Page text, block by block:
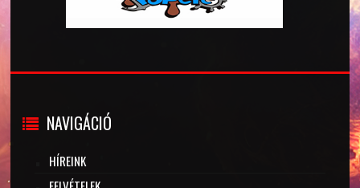
NAVIGÁCIÓ
HÍREINK